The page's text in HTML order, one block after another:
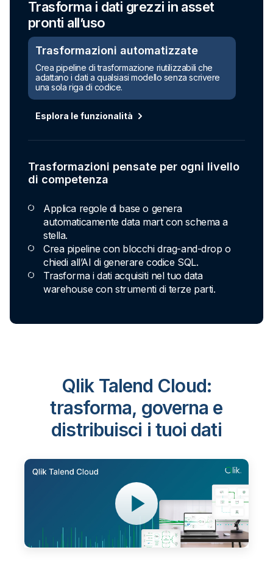
Trasforma i dati grezzi in asset
pronti all’uso
Trasformazioni automatizzate
Crea pipeline di trasformazione riutilizzabili che
adattano i dati a qualsiasi modello senza scrivere
una sola riga di codice.
Esplora le funzionalità
Trasformazioni pensate per ogni livello
di competenza
Applica regole di base o genera
automaticamente data mart con schema a
stella.
Crea pipeline con blocchi drag-and-drop o
chiedi all’AI di generare codice SQL.
Trasforma i dati acquisiti nel tuo data
warehouse con strumenti di terze parti.
Qlik Talend Cloud:
trasforma, governa e
distribuisci i tuoi dati